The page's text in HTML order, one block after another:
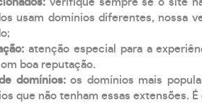
usam domínios diferentes, nossa
atenção especial para a
boa reputação.
domínios:os domínios mais
que não tenham essas extensões.